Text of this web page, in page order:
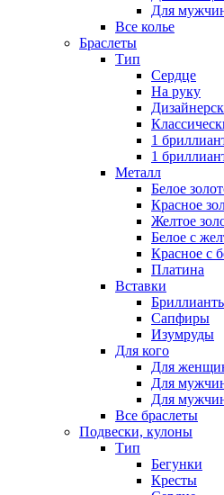
Для
Все колье
Браслеты
Тип
Сердце
На руку
1
1
Металл
Белое
Красное
Желтое
Белое с
Красное с
Платина
Вставки
Сапфиры
Изумруды
Для кого
Для
Для
Для
Все браслеты
Подвески, кулоны
Тип
Бегунки
Кресты